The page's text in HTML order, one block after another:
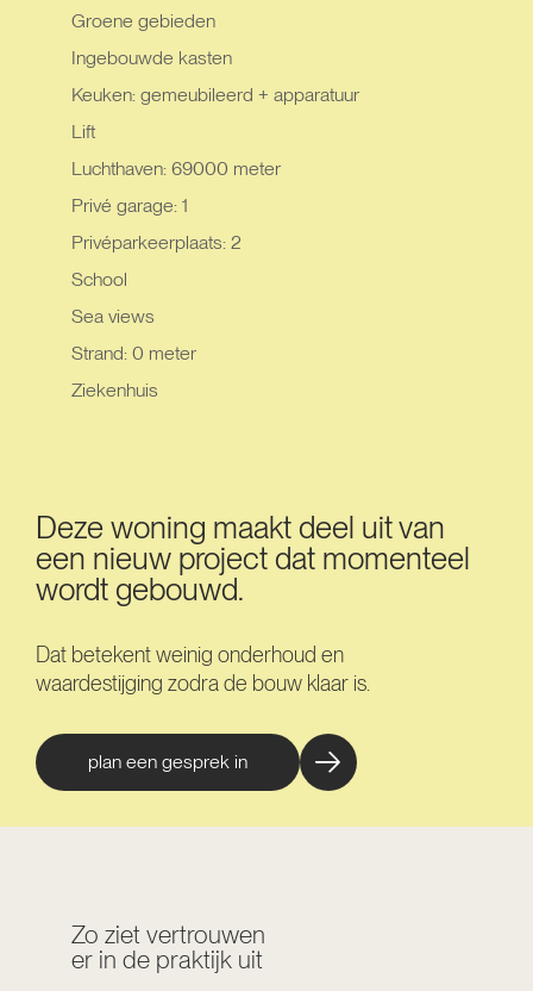
Groene gebieden
Ingebouwde kasten
Keuken: gemeubileerd + apparatuur
Lift
Luchthaven: 69000 meter
Privé garage: 1
Privéparkeerplaats: 2
School
Sea views
Strand: 0 meter
Ziekenhuis
Deze woning maakt deel uit van
een nieuw project dat momenteel
wordt gebouwd.
Dat betekent weinig onderhoud en
waardestijging zodra de bouw klaar is.
plan een gesprek in
Zo ziet vertrouwen
er in de praktijk uit